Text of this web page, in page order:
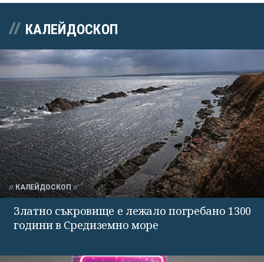
КАЛЕЙДОСКОП
КАЛЕЙДОСКОП
Златно съкровище е лежало погребано 1300
години в Средиземно море